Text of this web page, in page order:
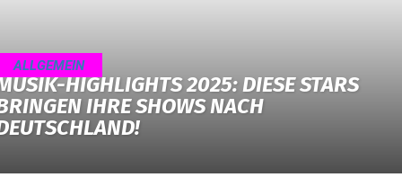
ALLGEMEIN
HIGHLIGHTS 2025: DIESE STARS
IHRE SHOWS NACH